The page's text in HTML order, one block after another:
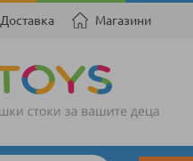
Доставка Магазини